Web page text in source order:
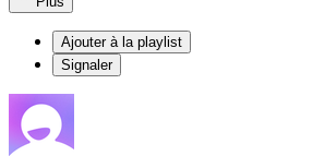
Ajouter à la playlist
Signaler